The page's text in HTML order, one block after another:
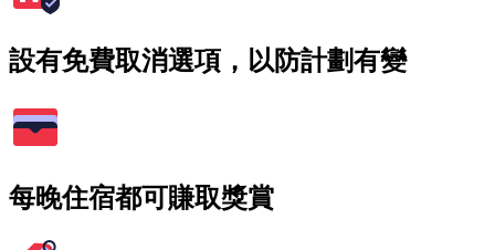
設有免費取消選項，以防計劃有變
每晚住宿都可賺取獎賞